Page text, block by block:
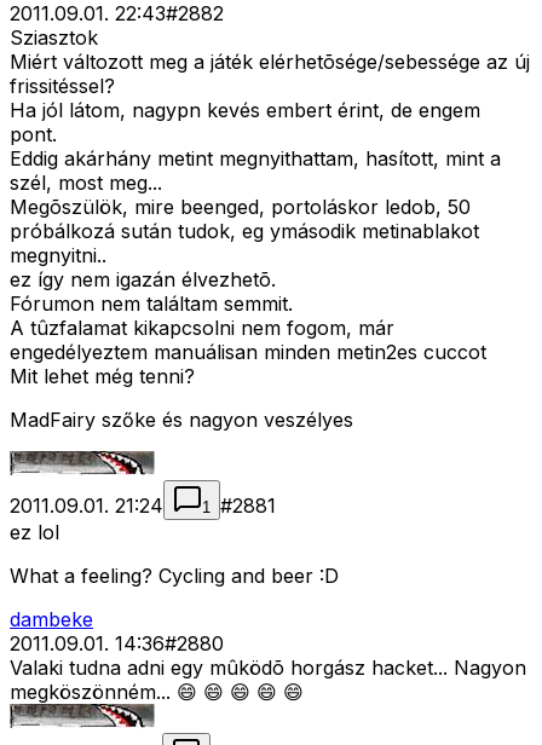
2011.09.01. 22:43#2882
Sziasztok
Miért változott meg a játék elérhetõsége/sebessége az új
frissitéssel?
Ha jól látom, nagypn kevés embert érint, de engem
pont.
Eddig akárhány metint megnyithattam, hasított, mint a
szél, most meg...
Megõszülök, mire beenged, portoláskor ledob, 50
próbálkozá sután tudok, eg ymásodik metinablakot
megnyitni..
ez így nem igazán élvezhetõ.
Fórumon nem találtam semmit.
A tûzfalamat kikapcsolni nem fogom, már
engedélyeztem manuálisan minden metin2es cuccot
Mit lehet még tenni?
MadFairy szőke és nagyon veszélyes
2011.09.01. 21:24 1 #2881
ez lol
What a feeling? Cycling and beer :D
dambeke
2011.09.01. 14:36#2880
Valaki tudna adni egy mûködõ horgász hacket... Nagyon
megköszönném... 😄 😄 😄 😄 😄